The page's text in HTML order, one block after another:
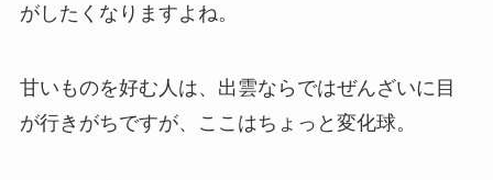
がしたくなりますよね。
甘いものを好む人は、出雲ならではぜんざいに目
が行きがちですが、ここはちょっと変化球。